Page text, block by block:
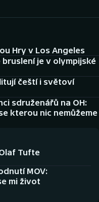
Hry v Los Angeles
je v olympijské
čeští i světoví
sdruženářů na OH:
kterou nic nemůžeme
Tufte
MOV:
mi život